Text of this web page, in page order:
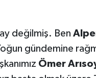
değilmiş. Ben
gündemine
Ömer